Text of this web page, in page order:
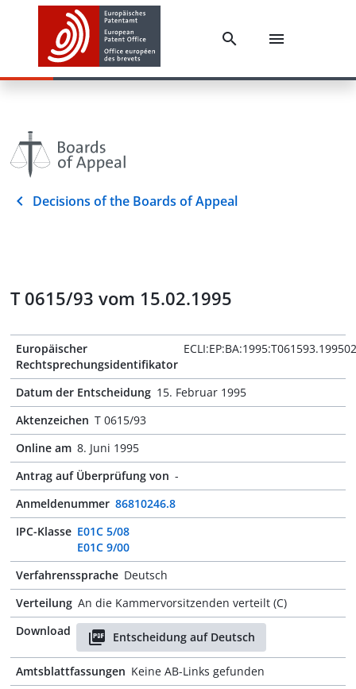
Decisions of the Boards of Appeal
T 0615/93 vom 15.02.1995
Europäischer
Rechtsprechungsidentifikator
Datum der Entscheidung 15. Februar 1995
Aktenzeichen T 0615/93
Online am 8. Juni 1995
Antrag auf Überprüfung von -
Anmeldenummer 86810246.8
IPC-Klasse E01C 5/08
E01C 9/00
Verfahrenssprache Deutsch
Verteilung An die Kammervorsitzenden verteilt (C)
Download
Entscheidung auf Deutsch
Amtsblattfassungen Keine AB-Links gefunden